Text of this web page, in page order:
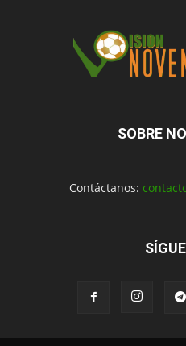
SOBRE
Contáctanos: